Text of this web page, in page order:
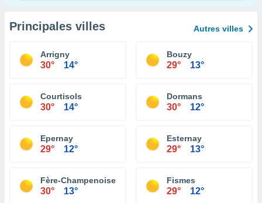
Principales villes Autres villes
Arrigny
30° 14°
Bouzy
29° 13°
Courtisols
30° 14°
Dormans
30° 12°
Epernay
29° 12°
Esternay
29° 13°
Fère-Champenoise
30° 13°
Fismes
29° 12°